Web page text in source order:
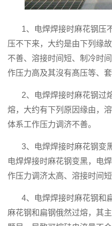
1、电焊焊接时麻花钢压
压不下来，大约是由下列缘
不善、溶接时间短、制冷时
作压力高及其沒有髙压等、
2、电焊焊接时麻花钢过
熔，大约有下列原因缘由，
体系工作压力调济不善。
3、电焊焊接时麻花钢变
电焊焊接时麻花钢变黑，电
作压力调济太高、溶接时间
4、电焊焊接时麻花钢和
麻花钢和扁钢俄然过熔，其